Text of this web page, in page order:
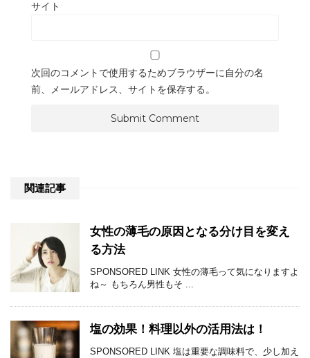
サイト
次回のコメントで使用するためブラウザーに自分の名
前、メールアドレス、サイトを保存する。
関連記事
女性の薄毛の原因となる分け目を変え
る方法
SPONSORED LINK 女性の薄毛って気になりますよ
ね～ もちろん男性もそ ...
塩の効果！料理以外の活用法は！
SPONSORED LINK 塩は重要な調味料で、少し加え